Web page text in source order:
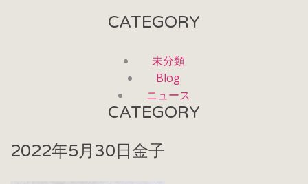
CATEGORY
未分類
Blog
ニュース
CATEGORY
2022年5月30日 金子